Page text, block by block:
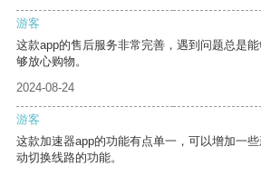
游客
这款app的售后服务非常完善，遇到问题总是
够放心购物。
2024-08-24
游客
这款加速器app的功能有点单一，可以增加一
动切换线路的功能。